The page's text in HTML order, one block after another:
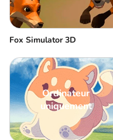
Fox Simulator 3D
Ordinateur
uniquement